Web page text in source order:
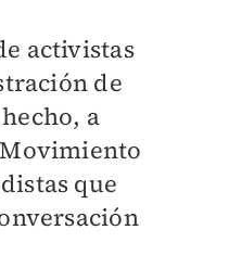
activistas
de
a
que